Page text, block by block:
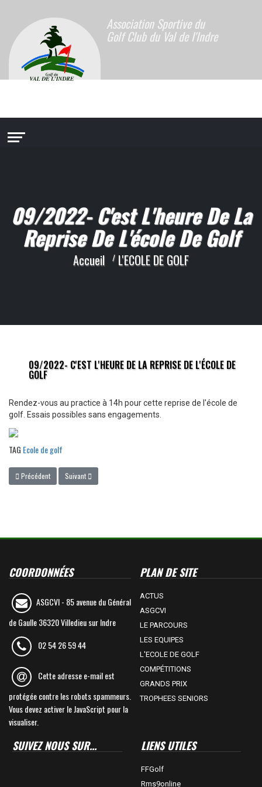
Association Sportive du
Golf Club du Val de l'Indre
09/2022- C'est L'heure De La
Reprise De L'école De Golf
Accueil L'ECOLE DE GOLF
09/2022- C'EST L'HEURE DE LA REPRISE DE L'ÉCOLE DE
GOLF
Rendez-vous au practice à 14h pour cette reprise de l'école de
golf. Essais possibles sans engagements.
TAG Ecole de golf
Article précédent : 02/10/2022 - Grand prix jeune au golf de la Porcelaine
Précédent Article suivant : 17 et 18/08/2022 - Grand prix jeunes de la Baule
Suivant
COORDONNÉES
ASGCVI - 85 avenue du Général
de Gaulle 36320 Villedieu sur Indre
02 54 26 59 44
Cette adresse e-mail est
protégée contre les robots spammeurs.
Vous devez activer le JavaScript pour la
visualiser.
PLAN DE SITE
ACTUS
ASGCVI
LE PARCOURS
LES EQUIPES
L'ECOLE DE GOLF
COMPÉTITIONS
GRANDS PRIX
TROPHEES SENIORS
SUIVEZ NOUS SUR... LIENS UTILES
FFGolf
Rms9online